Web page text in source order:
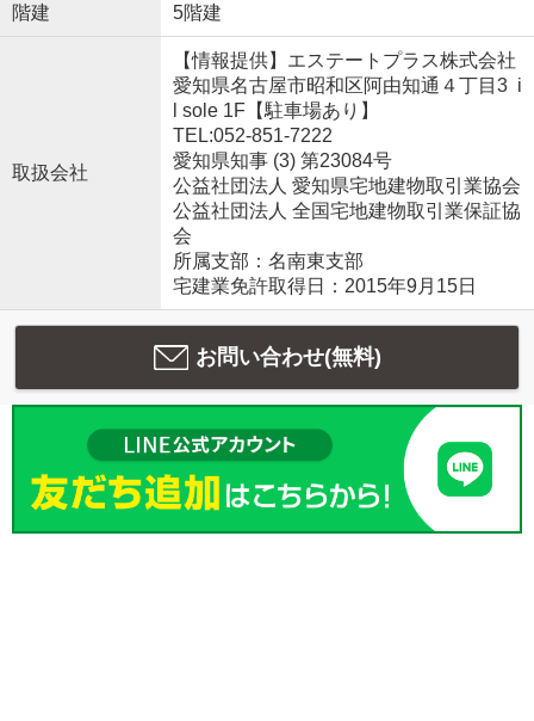
階建 5階建
取扱会社
【情報提供】エステートプラス株式会社
愛知県名古屋市昭和区阿由知通４丁目3 i
l sole 1F【駐車場あり】
TEL:052-851-7222
愛知県知事 (3) 第23084号
公益社団法人 愛知県宅地建物取引業協会
公益社団法人 全国宅地建物取引業保証協
会
所属支部：名南東支部
宅建業免許取得日：2015年9月15日
お問い合わせ(無料)